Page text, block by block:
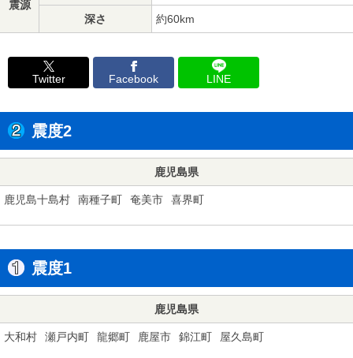
震源
深さ 約60km
Twitter Facebook LINE
震度2
鹿児島県
鹿児島十島村 南種子町 奄美市 喜界町
震度1
鹿児島県
大和村 瀬戸内町 龍郷町 鹿屋市 錦江町 屋久島町